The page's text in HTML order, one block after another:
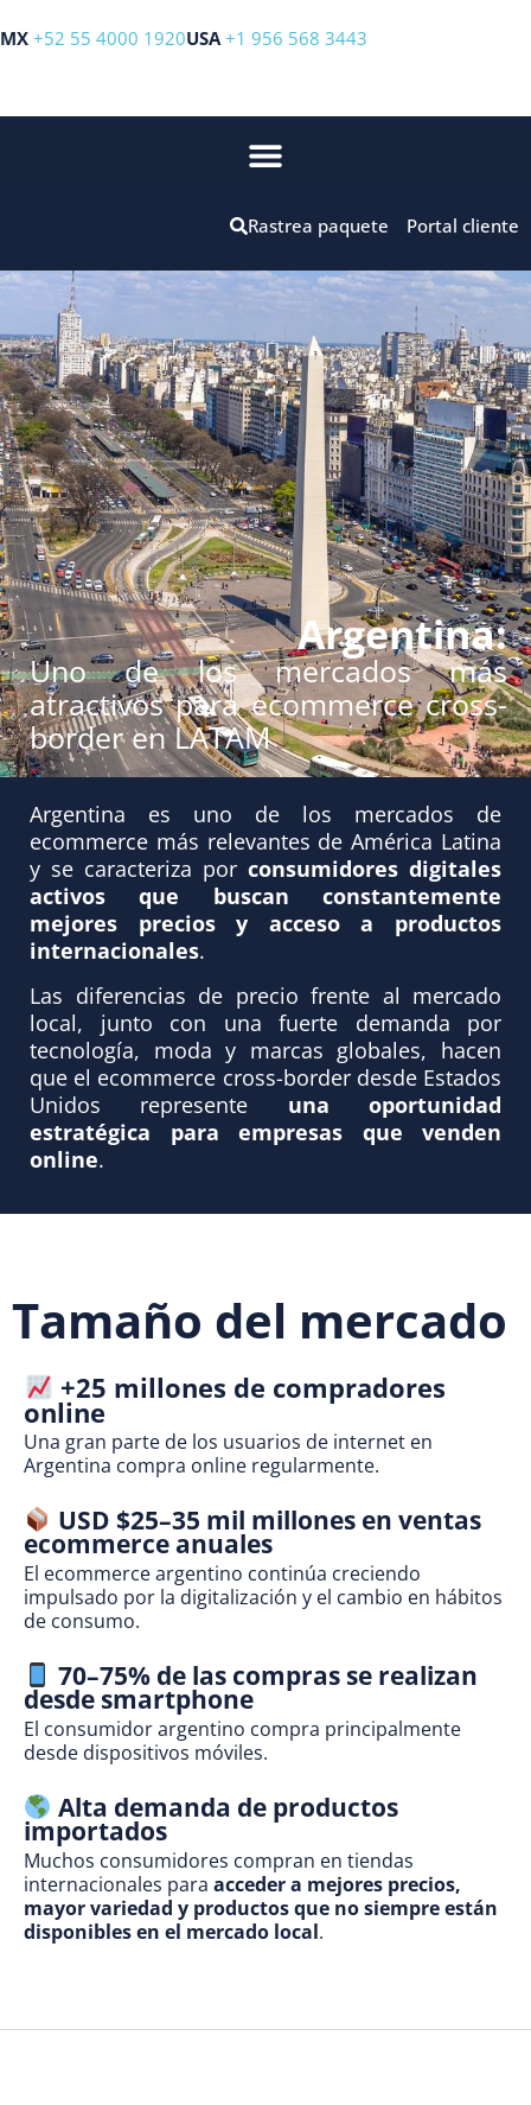
MX +52 55 4000 1920USA +1 956 568 3443
Portal cliente
Rastrea paquete
Argentina:
Uno de los mercados más
atractivos para ecommerce cross-
border en LATAM
Argentina es uno de los mercados de
ecommerce más relevantes de América Latina
y se caracteriza por consumidores digitales
activos que buscan constantemente
mejores precios y acceso a productos
internacionales.
Las diferencias de precio frente al mercado
local, junto con una fuerte demanda por
tecnología, moda y marcas globales, hacen
que el ecommerce cross-border desde Estados
Unidos represente una oportunidad
estratégica para empresas que venden
online.
Tamaño del mercado
+25 millones de compradores
online
Una gran parte de los usuarios de internet en
Argentina compra online regularmente.
USD $25–35 mil millones en ventas
ecommerce anuales
El ecommerce argentino continúa creciendo
impulsado por la digitalización y el cambio en hábitos
de consumo.
70–75% de las compras se realizan
desde smartphone
El consumidor argentino compra principalmente
desde dispositivos móviles.
Alta demanda de productos
importados
Muchos consumidores compran en tiendas
internacionales para acceder a mejores precios,
mayor variedad y productos que no siempre están
disponibles en el mercado local.